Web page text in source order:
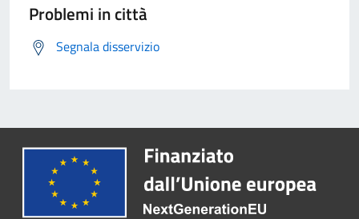
Problemi in città
Segnala disservizio